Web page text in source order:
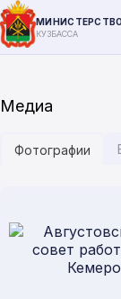
КУЗБАССА
Медиа
Фотографии